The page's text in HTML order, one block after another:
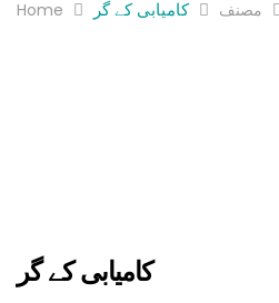
Home مصنف کامیابی کے گر
کامیابی کے گر